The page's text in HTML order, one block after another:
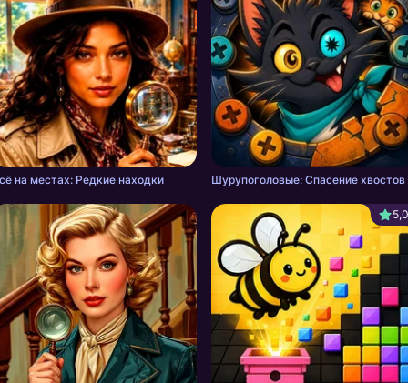
на местах: Редкие находки Шурупоголовые: Спасение хвостов
5,0